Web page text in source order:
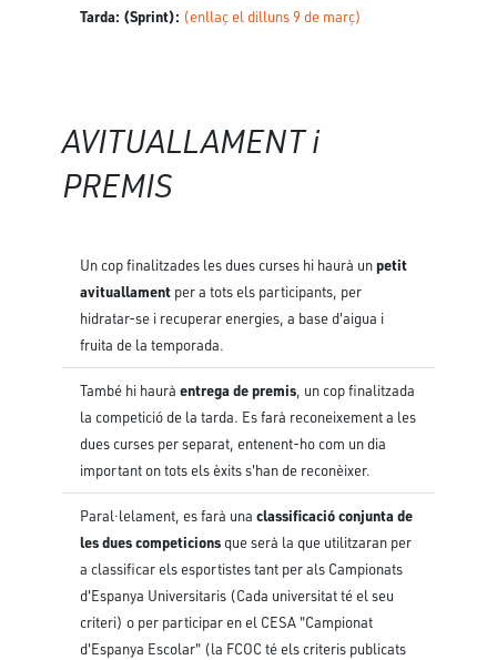
Tarda: (Sprint): (enllaç el dilluns 9 de març)
AVITUALLAMENT i
PREMIS
Un cop finalitzades les dues curses hi haurà unpetit
avituallament per a tots els participants, per
hidratar-se i recuperar energies, a base d'aigua i
fruita de la temporada.
També hi hauràentrega de premis, un cop finalitzada
la competició de la tarda. Es farà reconeixement a les
dues curses per separat, entenent-ho com un dia
important on tots els èxits s'han de reconèixer.
Paral·lelament, es farà unaclassificació conjunta de
les dues competicions que serà la que utilitzaran per
a classificar els esportistes tant per als Campionats
d'Espanya Universitaris (Cada universitat té el seu
criteri) o per participar en el CESA "Campionat
d'Espanya Escolar" (la FCOC té els criteris publicats